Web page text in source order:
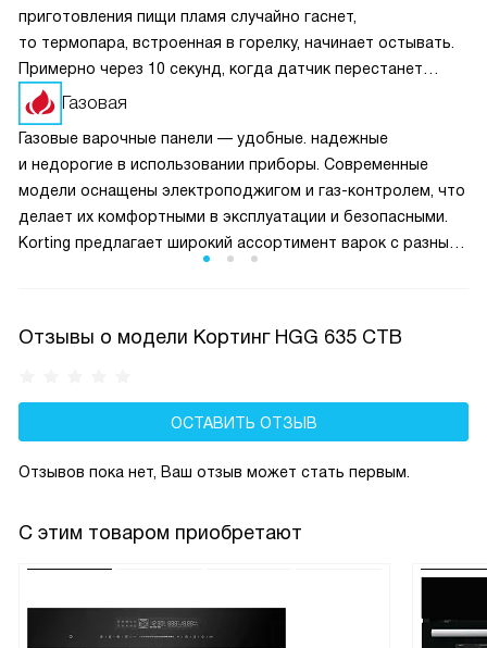
приготовления пищи пламя случайно гаснет,
то термопара, встроенная в горелку, начинает остывать.
Примерно через 10 секунд, когда датчик перестанет
получать сигнал о нагреве, перекроется подача топлива.
Это предотвращает возможную утечку газа.
Газовая
Газовые варочные панели — удобные. надежные
и недорогие в использовании приборы. Современные
модели оснащены электроподжигом и газ-контролем, что
делает их комфортными в эксплуатации и безопасными.
Korting предлагает широкий ассортимент варок с разным
Отзывы о модели Кортинг HGG 635 CTB
ОСТАВИТЬ ОТЗЫВ
Отзывов пока нет, Ваш отзыв может стать первым.
С этим товаром приобретают